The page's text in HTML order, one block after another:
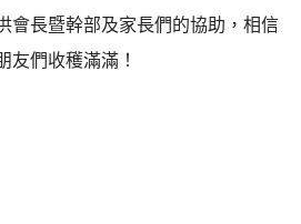
會長暨幹部及家長們的協助，相信
友們收穫滿滿！